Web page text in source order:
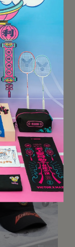
】{超人力霸王
)聯名} 矩形包
NT$2,680
to Cart